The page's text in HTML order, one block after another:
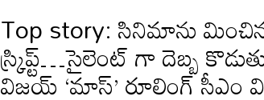
Top story: సినిమాను
స్క్రిప్ట్…సైలెంట్ గా దెబ్బ
విజయ్ ‘మాస్’ రూలింగ్ సీఎం